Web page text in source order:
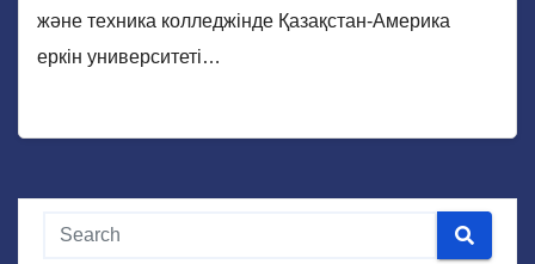
және техника колледжінде Қазақстан-Америка
еркін университеті…